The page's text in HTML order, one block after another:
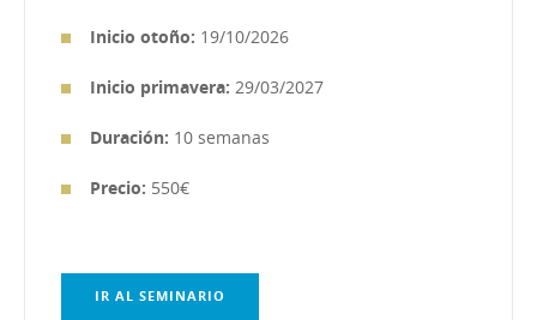
Inicio otoño: 19/10/2026
Inicio primavera: 29/03/2027
Duración: 10 semanas
Precio: 550€
IR AL SEMINARIO